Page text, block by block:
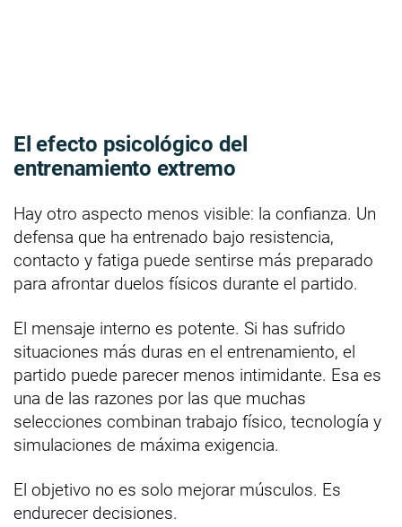
El efecto psicológico del
entrenamiento extremo
Hay otro aspecto menos visible: la confianza. Un
defensa que ha entrenado bajo resistencia,
contacto y fatiga puede sentirse más preparado
para afrontar duelos físicos durante el partido.
El mensaje interno es potente. Si has sufrido
situaciones más duras en el entrenamiento, el
partido puede parecer menos intimidante. Esa es
una de las razones por las que muchas
selecciones combinan trabajo físico, tecnología y
simulaciones de máxima exigencia.
El objetivo no es solo mejorar músculos. Es
endurecer decisiones.